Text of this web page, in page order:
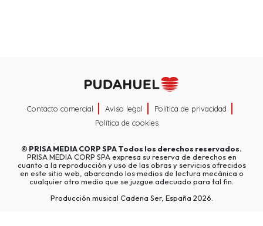
Contacto comercial Aviso legal
Política de privacidad
Política de cookies
© PRISA MEDIA CORP SPATodos los derechos reservados.
PRISA MEDIA CORP SPA expresa su reserva de derechos en
cuanto a la reproducción y uso de las obras y servicios ofrecidos
en este sitio web, abarcando los medios de lectura mecánica o
cualquier otro medio que se juzgue adecuado para tal fin.
Producción musical Cadena Ser, España 2026.